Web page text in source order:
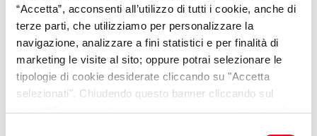
“Accetta”, acconsenti all’utilizzo di tutti i cookie, anche di
terze parti, che utilizziamo per personalizzare la
navigazione, analizzare a fini statistici e per finalità di
marketing le visite al sito; oppure potrai selezionare le
tipologie di cookie desiderate cliccando su "Accetta
selezionati". Chiudendo questo banner cliccando sul
tasto “X” prosegui la navigazione e saranno attivati solo i
Umana si riserva di sospendere
temporaneamente, bloccare o interrompere
definitivamente il Sito e/o i Servizi del sito, anche
senza previa comunicazione all’Utente, nel caso in
cui venissero riscontrate violazioni delle presenti
Condizioni d’uso.